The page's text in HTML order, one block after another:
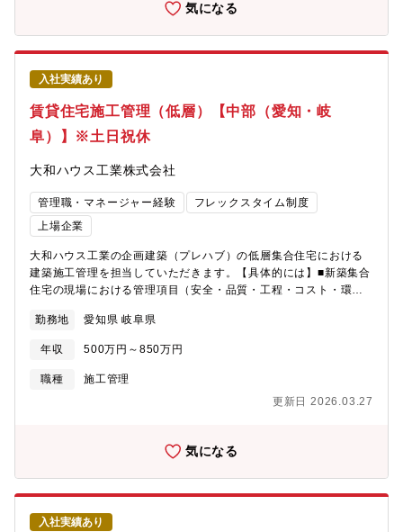
気になる
入社実績あり
賃貸住宅施工管理（低層）【中部（愛知・岐
阜）】※土日祝休
大和ハウス工業株式会社
管理職・マネージャー経験
フレックスタイム制度
上場企業
大和ハウス工業の企画建築（プレハブ）の低層集合住宅における
建築施工管理を担当していただきます。【具体的には】■新築集合
住宅の現場における管理項目（安全・品質・工程・コスト・環
正） を行ない施主様へ良品をお渡しする業務及び、建物引渡し
後のアフター点検業務■携わる案件＝自社プレハブ商品シリーズ
（重量・軽量鉄骨構造）■工期＝3～６ヶ月（建物規模による）※
常時1～2件を担当していただきます■残業＝30～40時間程度＜職
の大小や建設地毎の施工条件によって計画の立て方が変わったり
アップすることが可能です。（ご経験が少ない方も、短期間で基
本的な業務は習得できます。）■システム建築且つ協力会社が固定
されているため、工程管理が簡略化されており就業環境が改善で
きます。※試用期間中の職務内容：本採用時と同様の予定
勤務地 愛知県 岐阜県
年収 500万円～850万円
職種
施工管理
更新日 2026.03.27
気になる
入社実績あり